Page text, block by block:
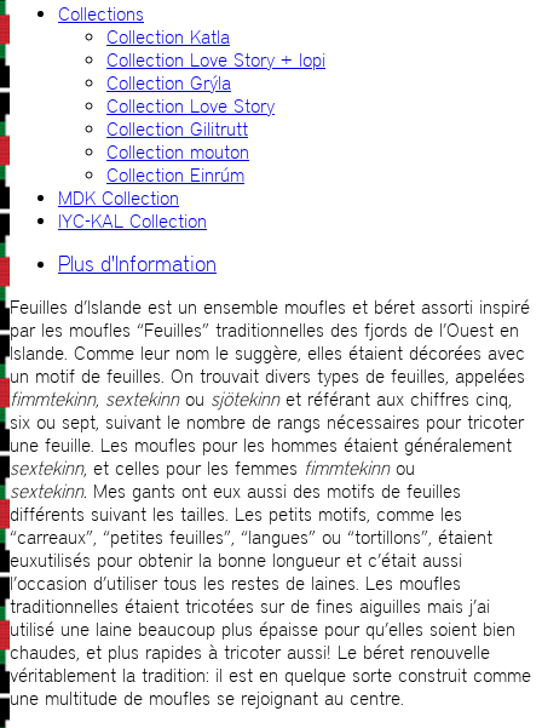
Collections
Collection Katla
Collection Love Story + lopi
Collection Grýla
Collection Love Story
Collection Gilitrutt
Collection mouton
Collection Einrúm
MDK Collection
IYC-KAL Collection
Plus d'Information
Feuilles d’Islande est un ensemble moufles et béret assorti inspiré
par les moufles “Feuilles” traditionnelles des fjords de l’Ouest en
Islande. Comme leur nom le suggère, elles étaient décorées avec
un motif de feuilles. On trouvait divers types de feuilles, appelées
fimmtekinn, sextekinnou sjötekinnet référant aux chiffres cinq,
six ou sept, suivant le nombre de rangs nécessaires pour tricoter
une feuille. Les moufles pour les hommes étaient généralement
sextekinn, et celles pour les femmes fimmtekinnou
sextekinn. Mes gants ont eux aussi des motifs de feuilles
différents suivant les tailles. Les petits motifs, comme les
“carreaux”, “petites feuilles”, “langues” ou “tortillons”, étaient
euxutilisés pour obtenir la bonne longueur et c’était aussi
l’occasion d’utiliser tous les restes de laines. Les moufles
traditionnelles étaient tricotées sur de fines aiguilles mais j’ai
utilisé une laine beaucoup plus épaisse pour qu’elles soient bien
chaudes, et plus rapides à tricoter aussi! Le béret renouvelle
véritablement la tradition: il est en quelque sorte construit comme
une multitude de moufles se rejoignant au centre.